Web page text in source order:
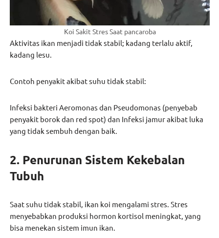
Koi Sakit Stres Saat pancaroba
Aktivitas ikan menjadi tidak stabil; kadang terlalu aktif,
kadang lesu.
Contoh penyakit akibat suhu tidak stabil:
Infeksi bakteri Aeromonas dan Pseudomonas (penyebab
penyakit borok dan red spot) dan Infeksi jamur akibat luka
yang tidak sembuh dengan baik.
2. Penurunan Sistem Kekebalan
Tubuh
Saat suhu tidak stabil, ikan koi mengalami stres. Stres
menyebabkan produksi hormon kortisol meningkat, yang
bisa menekan sistem imun ikan.